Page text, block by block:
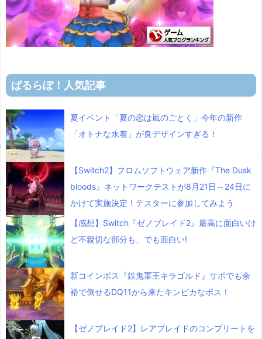
ばるらぼ！人気記事
夏イベント「夏の恋は嵐のごとく」今年の新作
「オトナな水着」が良デザインすぎる！
【Switch2】フロムソフトウェア新作『The Dusk
bloods』ネットワークテストが8月21日～24日に
かけて実施決定！テスターに参加してみよう
【感想】Switch『ゼノブレイド2』最高に面白いけ
ど不親切な部分も、でも面白い!
新コインボス『鉄鬼軍王キラゴルド』サポでも余
裕で倒せるDQ11から来たキンピカなボス！
【ゼノブレイド2】レアブレイドのコンプリートを